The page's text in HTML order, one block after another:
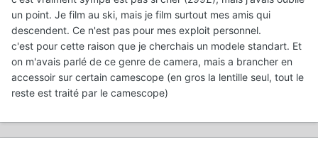
un point. Je film au ski, mais je film surtout mes amis qui
descendent. Ce n'est pas pour mes exploit personnel.
c'est pour cette raison que je cherchais un modele standart. Et
on m'avais parlé de ce genre de camera, mais a brancher en
accessoir sur certain camescope (en gros la lentille seul, tout le
reste est traité par le camescope)